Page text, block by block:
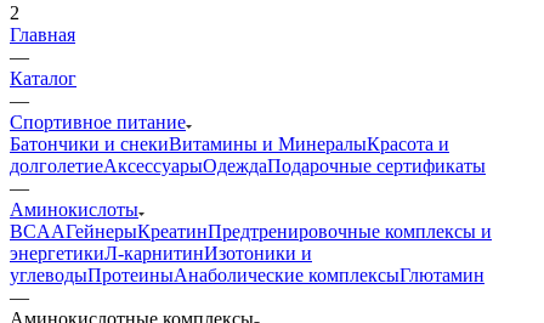
2
Главная
—
Каталог
—
Спортивное питание
Батончики и снекиВитамины и МинералыКрасота и
долголетиеАксессуарыОдеждаПодарочные сертификаты
—
Аминокислоты
BCAAГейнерыКреатинПредтренировочные комплексы и
энергетикиЛ-карнитинИзотоники и
углеводыПротеиныАнаболические комплексыГлютамин
—
Аминокислотные комплексы